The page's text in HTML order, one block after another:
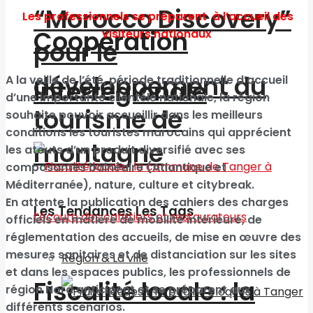
“Morocco Discovery”
pour le
développement du
tourisme de
montagne
Les Tendances Les Tags
Région & La ville
Coopération
interrégionale
Fiscalité locale : la
Les professionnels se préparent à l’accueil des
visiteurs nationaux
A la veille de l’été, période traditionnelle d’accueil
d’une importante clientèle nationale, la région
souhaite pouvoir accueillir dans les meilleurs
conditions les touristes marocains qui apprécient
les atouts d’un produit diversifié avec ses
composantes balnéaire (Atlantique et
Méditerranée), nature, culture et citybreak.
En attente la publication des cahiers des charges
officiels en matière de mobilité intérieure, de
réglementation des accueils, de mise en œuvre des
mesures sanitaires et de distanciation sur les sites
et dans les espaces publics, les professionnels de
région Nord anticipent et se préparent aux
différents scénarios.